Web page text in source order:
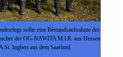
sollte eine Bestandsaufnahme des
der OG-NAWITA M.l.R. aus Hessen
Ingbert aus dem Saarland.